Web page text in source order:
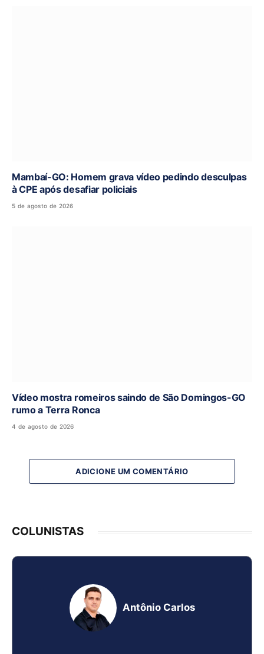
Mambaí-GO: Homem grava vídeo pedindo desculpas
à CPE após desafiar policiais
5 de agosto de 2026
Vídeo mostra romeiros saindo de São Domingos-GO
rumo a Terra Ronca
4 de agosto de 2026
ADICIONE UM COMENTÁRIO
COLUNISTAS
Antônio Carlos